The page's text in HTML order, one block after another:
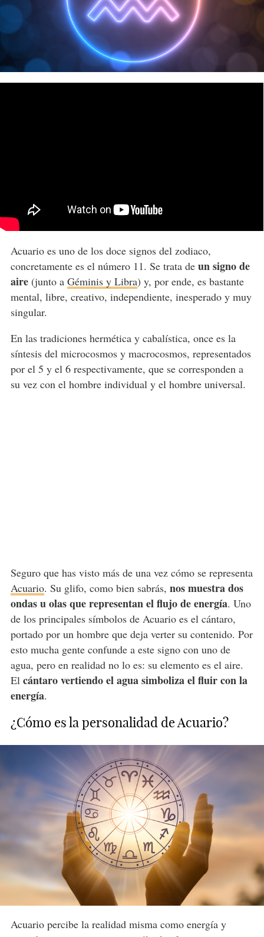
Acuario es uno de los doce signos del zodiaco,
concretamente es el número 11. Se trata de un signo de
aire(junto a Géminis y Libra) y, por ende, es bastante
mental, libre, creativo, independiente, inesperado y muy
singular.
En las tradiciones hermética y cabalística, once es la
síntesis del microcosmos y macrocosmos, representados
por el 5 y el 6 respectivamente, que se corresponden a
su vez con el hombre individual y el hombre universal.
Seguro que has visto más de una vez cómo se representa
Acuario. Su glifo, como bien sabrás, nos muestra dos
ondas u olas que representan el flujo de energía. Uno
de los principales símbolos de Acuario es el cántaro,
portado por un hombre que deja verter su contenido. Por
esto mucha gente confunde a este signo con uno de
agua, pero en realidad no lo es: su elemento es el aire.
El cántaro vertiendo el agua simboliza el fluir con la
energía.
¿Cómo es la personalidad de Acuario?
Acuario percibe la realidad misma como energía y